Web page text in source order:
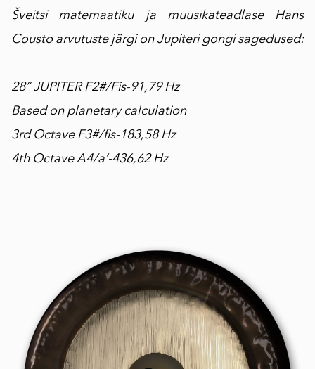
Šveitsi matemaatiku ja muusikateadlase Hans
Cousto arvutuste järgi on Jupiteri gongi sagedused:
28” JUPITER F2#/Fis-91,79 Hz
Based on planetary calculation
3rd Octave F3#/fis-183,58 Hz
4th Octave A4/a’-436,62 Hz